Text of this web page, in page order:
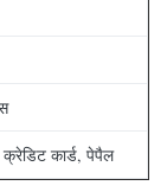
क्रेडिट कार्ड, पेपैल